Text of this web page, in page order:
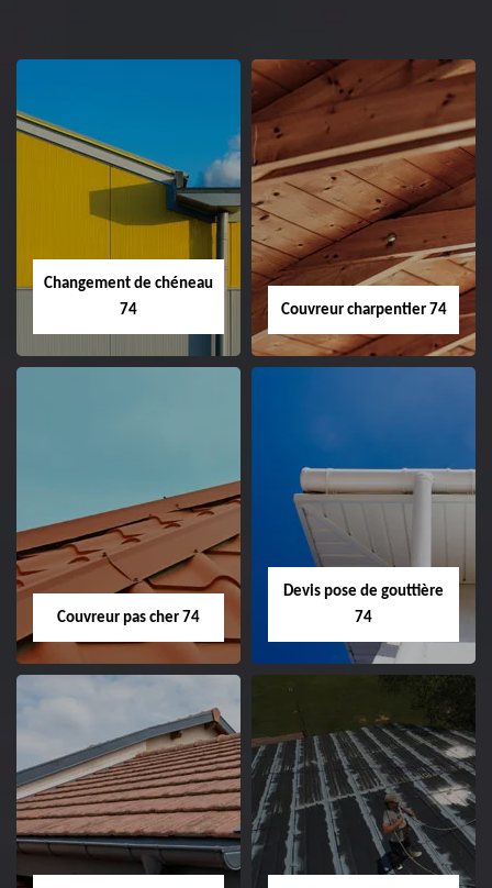
Changement de chéneau
74
Couvreur charpentier 74
Couvreur pas cher 74
Devis pose de gouttière
74